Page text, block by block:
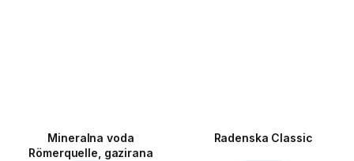
Mineralna voda
Römerquelle, gazirana
Radenska Classic